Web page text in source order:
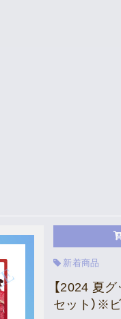
Goods
新着商品
【2024 夏
セット）※